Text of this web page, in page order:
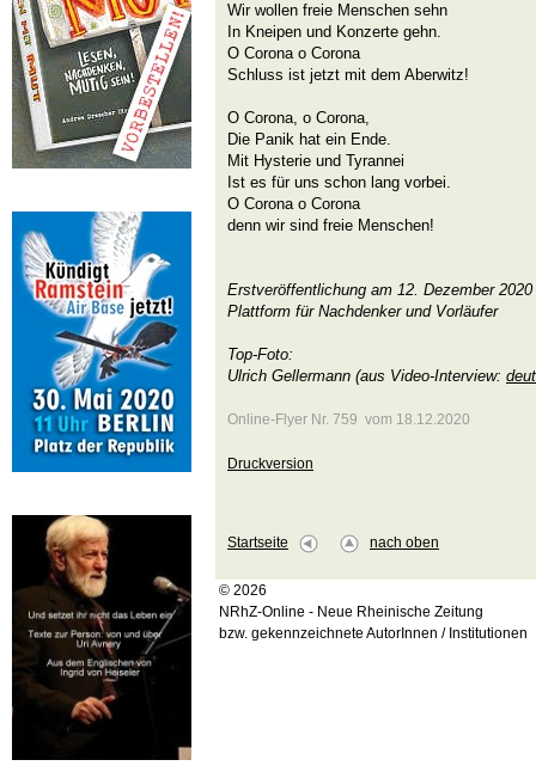
Wir wollen freie Menschen sehn
In Kneipen und Konzerte gehn.
O Corona o Corona
Schluss ist jetzt mit dem Aberwitz!
O Corona, o Corona,
Die Panik hat ein Ende.
Mit Hysterie und Tyrannei
Ist es für uns schon lang vorbei.
O Corona o Corona
denn wir sind freie Menschen!
Erstveröffentlichung am 12. Dezember
Plattform für Nachdenker und Vorläufer
Top-Foto:
Ulrich Gellermann (aus Video-Interview:
Online-Flyer Nr. 759 vom 18.12.2020
Druckversion
Startseite nach oben
© 2026
NRhZ-Online - Neue Rheinische Zeitung
bzw. gekennzeichnete AutorInnen / Institutionen